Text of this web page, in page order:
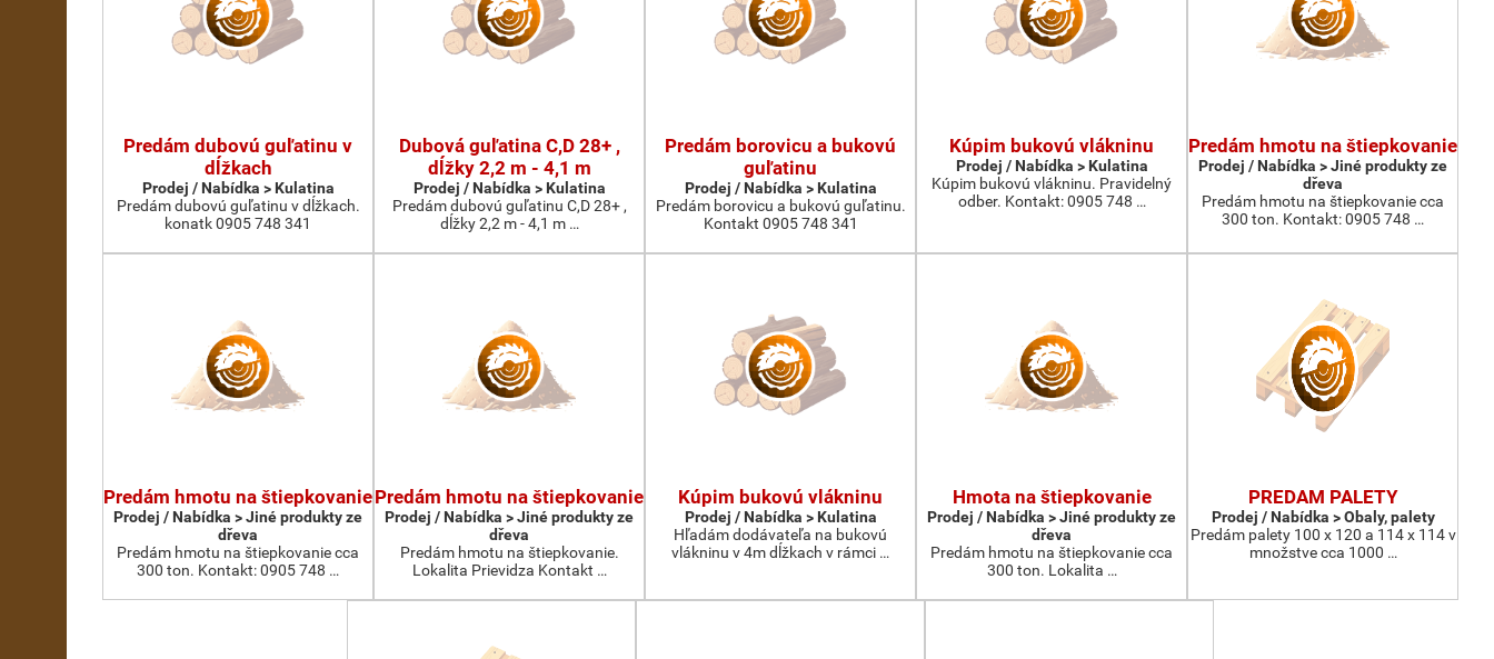
Predám dubovú guľatinu v
dĺžkach
Prodej / Nabídka > Kulatina
Predám dubovú guľatinu v dĺžkach.
konatk 0905 748 341
Dubová guľatina C,D 28+ ,
dĺžky 2,2 m - 4,1 m
Prodej / Nabídka > Kulatina
Predám dubovú guľatinu C,D 28+ ,
dĺžky 2,2 m - 4,1 m …
Predám borovicu a bukovú
guľatinu
Prodej / Nabídka > Kulatina
Predám borovicu a bukovú guľatinu.
Kontakt 0905 748 341
Kúpim bukovú vlákninu
Prodej / Nabídka > Kulatina
Kúpim bukovú vlákninu. Pravidelný
odber. Kontakt: 0905 748 …
Predám hmotu na štiepkovanie
Prodej / Nabídka > Jiné produkty ze
dřeva
Predám hmotu na štiepkovanie cca
300 ton. Kontakt: 0905 748 …
Predám hmotu na štiepkovanie
Prodej / Nabídka > Jiné produkty ze
dřeva
Predám hmotu na štiepkovanie cca
300 ton. Kontakt: 0905 748 …
Predám hmotu na štiepkovanie
Prodej / Nabídka > Jiné produkty ze
dřeva
Predám hmotu na štiepkovanie.
Lokalita Prievidza Kontakt …
Kúpim bukovú vlákninu
Prodej / Nabídka > Kulatina
Hľadám dodávateľa na bukovú
vlákninu v 4m dĺžkach v rámci …
Hmota na štiepkovanie
Prodej / Nabídka > Jiné produkty ze
dřeva
Predám hmotu na štiepkovanie cca
300 ton. Lokalita …
PREDAM PALETY
Prodej / Nabídka > Obaly, palety
Predám palety 100 x 120 a 114 x 114 v
množstve cca 1000 …